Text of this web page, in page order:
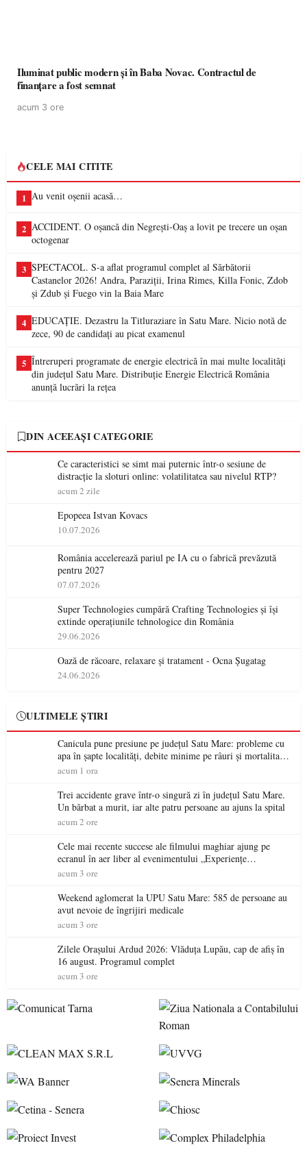
Iluminat public modern și în Baba Novac. Contractul de
finanțare a fost semnat
acum 3 ore
CELE MAI CITITE
1 Au venit oșenii acasă…
2 ACCIDENT. O oșancă din Negrești-Oaș a lovit pe trecere un oșan
octogenar
3 SPECTACOL. S-a aflat programul complet al Sărbătorii
Castanelor 2026! Andra, Paraziții, Irina Rimes, Killa Fonic, Zdob
și Zdub și Fuego vin la Baia Mare
4 EDUCAȚIE. Dezastru la Titluraziare în Satu Mare. Nicio notă de
zece, 90 de candidați au picat examenul
5 Întreruperi programate de energie electrică în mai multe localități
din județul Satu Mare. Distribuție Energie Electrică România
anunță lucrări la rețea
DIN ACEEAȘI CATEGORIE
Ce caracteristici se simt mai puternic într-o sesiune de
distracție la sloturi online: volatilitatea sau nivelul RTP?
acum 2 zile
Epopeea Istvan Kovacs
10.07.2026
România accelerează pariul pe IA cu o fabrică prevăzută
pentru 2027
07.07.2026
Super Technologies cumpără Crafting Technologies și își
extinde operațiunile tehnologice din România
29.06.2026
Oază de răcoare, relaxare și tratament - Ocna Șugatag
24.06.2026
ULTIMELE ȘTIRI
Canicula pune presiune pe județul Satu Mare: probleme cu
apa în șapte localități, debite minime pe râuri și mortalitate
piscicolă la Lacul Călinești
acum 1 ora
Trei accidente grave într-o singură zi în județul Satu Mare.
Un bărbat a murit, iar alte patru persoane au ajuns la spital
acum 2 ore
Cele mai recente succese ale filmului maghiar ajung pe
ecranul în aer liber al evenimentului „Experiențe
cinematografice Partium”
acum 3 ore
Weekend aglomerat la UPU Satu Mare: 585 de persoane au
avut nevoie de îngrijiri medicale
acum 3 ore
Zilele Orașului Ardud 2026: Vlăduța Lupău, cap de afiș în
16 august. Programul complet
acum 3 ore